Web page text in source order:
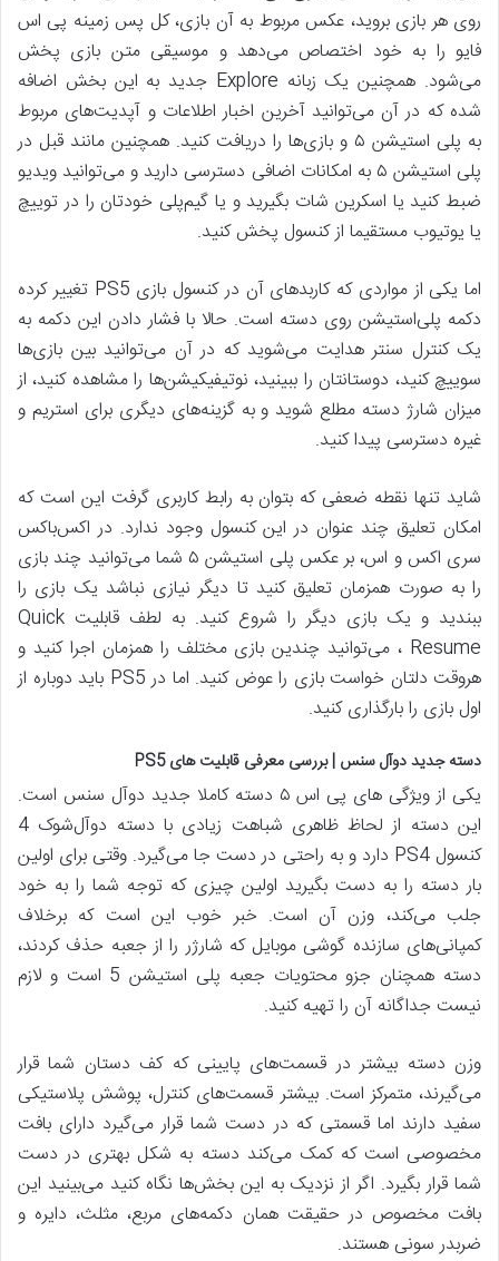
روی هر بازی بروید، عکس مربوط به آن بازی، کل پس زمینه پی اس
فایو را به خود اختصاص می‌دهد و موسیقی متن بازی پخش
می‌شود. همچنین یک زبانه Explore جدید به این بخش اضافه
شده که در آن می‌توانید آخرین اخبار اطلاعات و آپدیت‌های مربوط
به پلی استیشن ۵ و بازی‌ها را دریافت کنید. همچنین مانند قبل در
پلی استیشن ۵ به امکانات اضافی دسترسی دارید و می‌توانید ویدیو
ضبط کنید یا اسکرین شات بگیرید و یا گیم‌پلی خودتان را در توییچ
یا یوتیوب مستقیما از کنسول پخش کنید.
اما یکی از مواردی که کاربدهای آن در کنسول بازی PS5 تغییر کرده
دکمه پلی‌استیشن روی دسته است. حالا با فشار دادن این دکمه به
یک کنترل سنتر هدایت می‌شوید که در آن می‌توانید بین بازی‌ها
سوییچ کنید، دوستانتان را ببینید، نوتیفیکیشن‌ها را مشاهده کنید، از
میزان شارژ دسته مطلع شوید و به گزینه‌های دیگری برای استریم و
غیره دسترسی پیدا کنید.
شاید تنها نقطه ضعفی که بتوان به رابط کاربری گرفت این است که
امکان تعلیق چند عنوان در این کنسول وجود ندارد. در اکس‌باکس
سری اکس و اس، بر عکس پلی استیشن ۵ شما می‌توانید چند بازی
را به صورت همزمان تعلیق کنید تا دیگر نیازی نباشد یک بازی را
ببندید و یک بازی دیگر را شروع کنید. به لطف قابلیت Quick
Resume ، می‌توانید چندین بازی مختلف را همزمان اجرا کنید و
هروقت دلتان خواست بازی را عوض کنید. اما در PS5 باید دوباره از
اول بازی را بارگذاری کنید.
دسته جدید دوآل سنس | بررسی معرفی قابلیت هایPS5
یکی از ویژگی های پی اس ۵ دسته کاملا جدید دوآل سنس است.
این دسته از لحاظ ظاهری شباهت زیادی با دسته دوآل‌شوک 4
کنسول PS4 دارد و به راحتی در دست جا می‌گیرد. وقتی برای اولین
بار دسته را به دست بگیرید اولین چیزی که توجه شما را به خود
جلب می‌کند، وزن آن است. خبر خوب این است که برخلاف
کمپانی‌های سازنده گوشی موبایل که شارژر را از جعبه حذف کردند،
دسته همچنان جزو محتویات جعبه پلی استیشن 5 است و لازم
نیست جداگانه آن را تهیه کنید.
وزن دسته بیشتر در قسمت‌های پایینی که کف دستان شما قرار
می‌گیرند، متمرکز است. بیشتر قسمت‌های کنترل، پوشش پلاستیکی
سفید دارند اما قسمتی که در دست شما قرار می‌گیرد دارای بافت
مخصوصی است که کمک می‌کند دسته به شکل بهتری در دست
شما قرار بگیرد. اگر از نزدیک به این بخش‌ها نگاه کنید می‌بینید این
بافت مخصوص در حقیقت همان دکمه‌های مربع، مثلث، دایره و
ضربدر سونی هستند.